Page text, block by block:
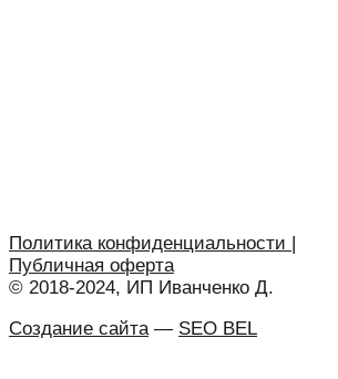
Политика конфиденциальности
Публичная оферта
© 2018-2024, ИП Иванченко Д.
Создание сайта— SEO BEL